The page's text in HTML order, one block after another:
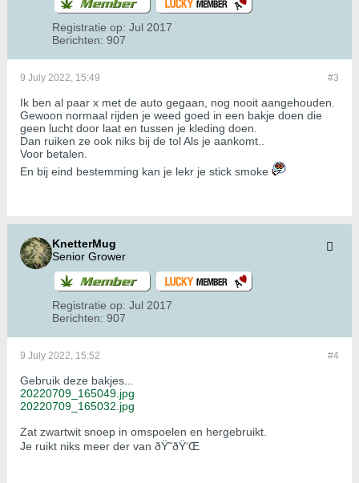
Registratie op: Jul 2017
Berichten: 907
#3
9 July 2022, 15:49
Ik ben al paar x met de auto gegaan, nog nooit aangehouden.
Gewoon normaal rijden je weed goed in een bakje doen die
geen lucht door laat en tussen je kleding doen.
Dan ruiken ze ook niks bij de tol Als je aankomt..
Voor betalen.
En bij eind bestemming kan je lekr je stick smoke
KnetterMug
Senior Grower
Registratie op: Jul 2017
Berichten: 907
#4
9 July 2022, 15:52
Gebruik deze bakjes...
20220709_165049.jpg
20220709_165032.jpg
Zat zwartwit snoep in omspoelen en hergebruikt.
Je ruikt niks meer der van ðŸ˜ðŸ‘Œ